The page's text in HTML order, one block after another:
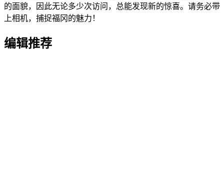
的面貌，因此无论多少次访问，总能发现新的惊喜。请务必带
上相机，捕捉福冈的魅力！
编辑推荐